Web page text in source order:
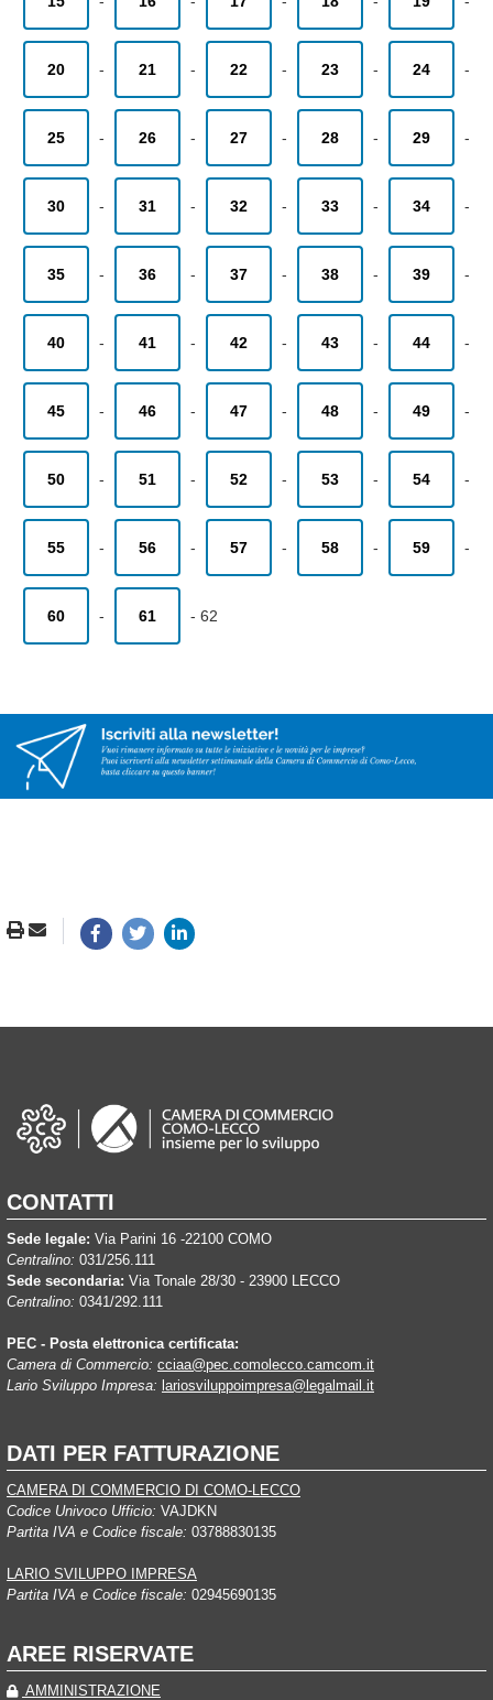
20 - 21 - 22 - 23 - 24 -
25 - 26 - 27 - 28 - 29 -
30 - 31 - 32 - 33 - 34 -
35 - 36 - 37 - 38 - 39 -
40 - 41 - 42 - 43 - 44 -
45 - 46 - 47 - 48 - 49 -
50 - 51 - 52 - 53 - 54 -
55 - 56 - 57 - 58 - 59 -
60 - 61 - 62
CONTATTI
Sede legale: Via Parini 16 -22100 COMO
Centralino: 031/256.111
Sede secondaria: Via Tonale 28/30 - 23900 LECCO
Centralino: 0341/292.111
PEC - Posta elettronica certificata:
Camera di Commercio: cciaa@pec.comolecco.camcom.it
Lario Sviluppo Impresa: lariosviluppoimpresa@legalmail.it
DATI PER FATTURAZIONE
CAMERA DI COMMERCIO DI COMO-LECCO
Codice Univoco Ufficio: VAJDKN
Partita IVA e Codice fiscale: 03788830135
LARIO SVILUPPO IMPRESA
Partita IVA e Codice fiscale: 02945690135
AREE RISERVATE
AMMINISTRAZIONE